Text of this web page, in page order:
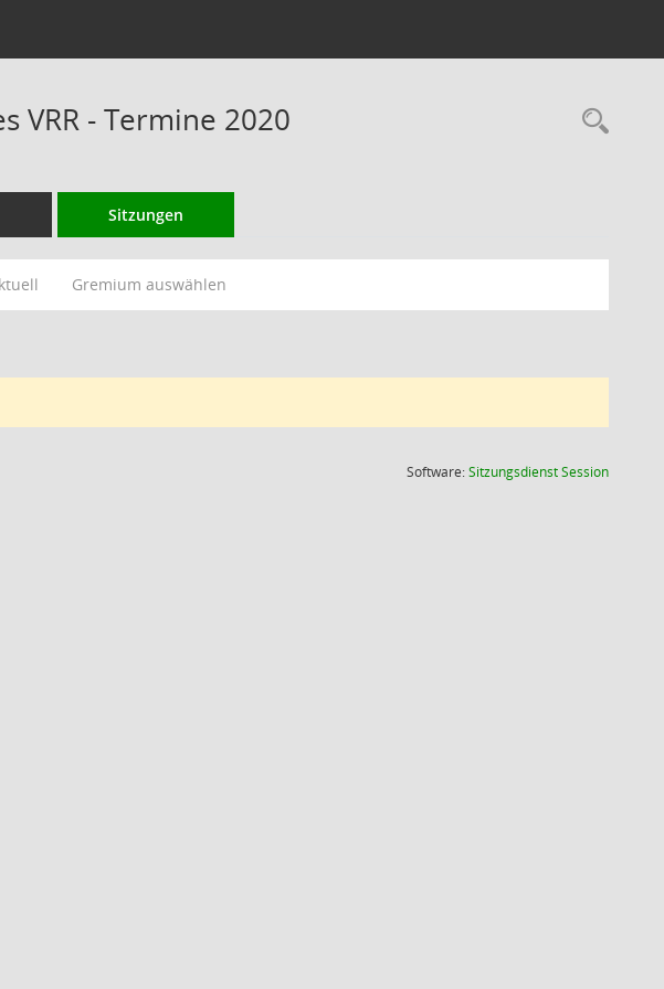
VRR - Termine 2020
Sitzungen
Gremium auswählen
Software:SitzungsdienstSession(Wird in